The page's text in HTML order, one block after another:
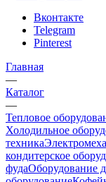
Вконтакте
Telegram
Pinterest
Главная
—
Каталог
—
Тепловое
Холодильное
техника
кондитерское
фудаОборудование